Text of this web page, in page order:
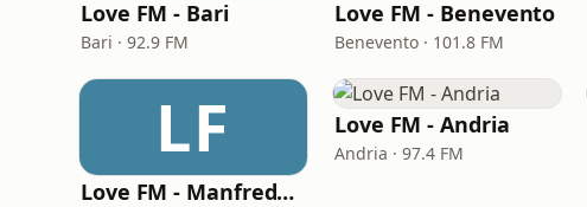
Love FM - Bari
Bari · 92.9 FM
Love FM - Benevento
Benevento · 101.8 FM
LF
Love FM - Manfredonia
Love FM - Andria
Andria · 97.4 FM